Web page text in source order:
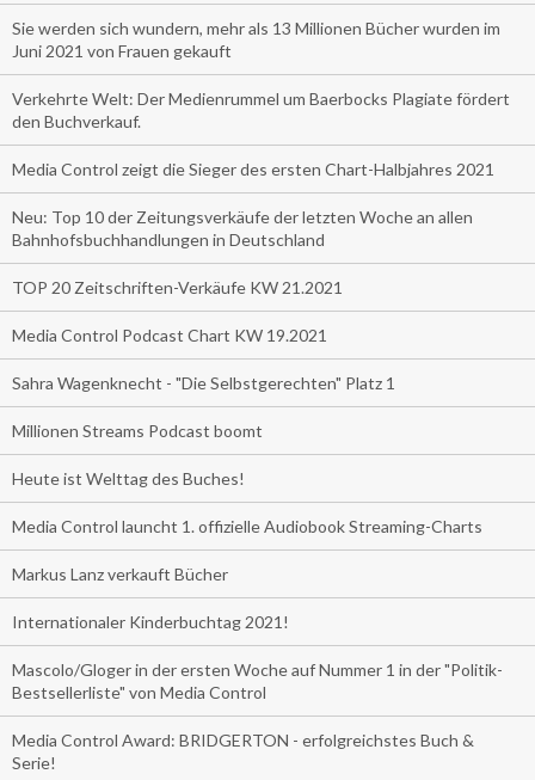
Sie werden sich wundern, mehr als 13 Millionen Bücher wurden im
Juni 2021 von Frauen gekauft
Verkehrte Welt: Der Medienrummel um Baerbocks Plagiate fördert
den Buchverkauf.
Media Control zeigt die Sieger des ersten Chart-Halbjahres 2021
Neu: Top 10 der Zeitungsverkäufe der letzten Woche an allen
Bahnhofsbuchhandlungen in Deutschland
TOP 20 Zeitschriften-Verkäufe KW 21.2021
Media Control Podcast Chart KW 19.2021
Sahra Wagenknecht - "Die Selbstgerechten" Platz 1
Millionen Streams Podcast boomt
Heute ist Welttag des Buches!
Media Control launcht 1. offizielle Audiobook Streaming-Charts
Markus Lanz verkauft Bücher
Internationaler Kinderbuchtag 2021!
Mascolo/Gloger in der ersten Woche auf Nummer 1 in der "Politik-
Bestsellerliste" von Media Control
Media Control Award: BRIDGERTON - erfolgreichstes Buch &
Serie!